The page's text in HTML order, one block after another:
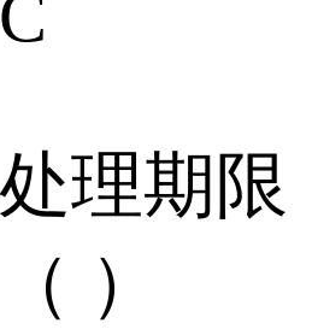
理期限
）